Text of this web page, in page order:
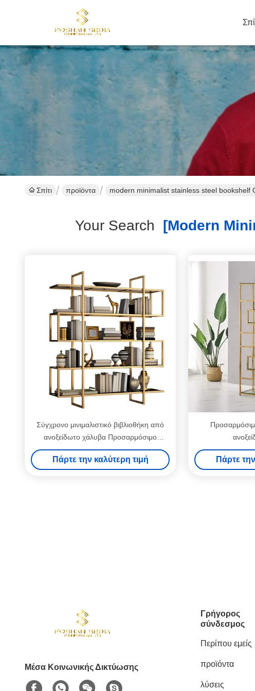
Σπίτι προϊόντα modern minimalist stainless steel bookshelf
Your Search [modern
Σύγχρονο μινιμαλιστικό βιβλιοθήκη από
ανοξείδωτο χάλυβα Προσαρμόσιμο
πάτωμα έως οροφή
Πάρτε την καλύτερη τιμή Πάρτε
Μέσα Κοινωνικής Δικτύωσης
Γρήγορος
σύνδεσμος
Περίπου εμείς
προϊόντα
λύσεις